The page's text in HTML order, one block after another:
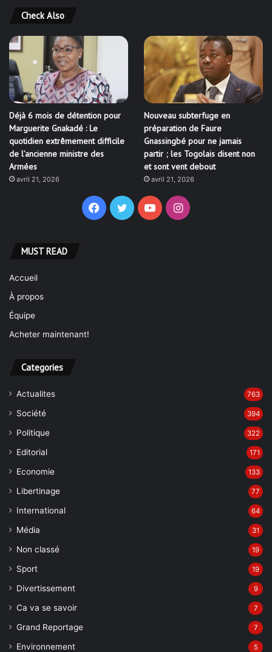
Check Also
Déjà 6 mois de détention pour
Marguerite Gnakadé : Le
quotidien extrêmement difficile
de l’ancienne ministre des
Armées
avril 21, 2026
Nouveau subterfuge en
préparation de Faure
Gnassingbé pour ne jamais
partir ; les Togolais disent non
et sont vent debout
avril 21, 2026
Facebook
TwitterYouTubeInstagram
MUST READ
Accueil
À propos
Équipe
Acheter maintenant!
Categories
Actualites 763
Société 394
Politique 322
Editorial 171
Economie 133
Libertinage 77
International 64
Média 31
Non classé 19
Sport 19
Divertissement 9
Ca va se savoir 7
Grand Reportage 7
Environnement 5